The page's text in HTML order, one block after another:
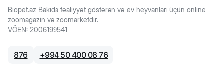
Biopet.az Bakıda fəaliyyət göstərən və ev heyvanları üçün online
zoomagazin və zoomarketdir.
VÖEN: 2006199541
876 +994 50 400 08 76